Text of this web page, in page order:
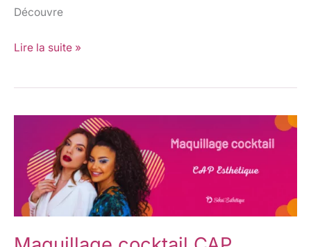
Découvre
Lire la suite »
CAP
Esthétique